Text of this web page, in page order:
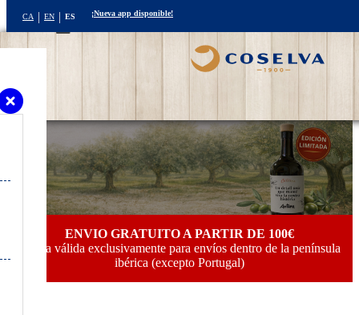
CA EN ES ¡Nueva app disponible!
ENVIO GRATUITO A PARTIR DE 100€
Oferta válida exclusivamente para envíos dentro de la península
ibérica (excepto Portugal)